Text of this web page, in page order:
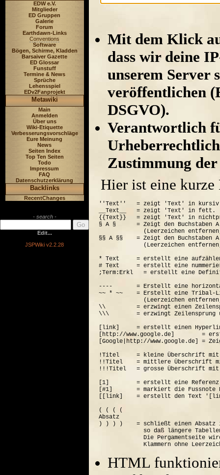
EDW e.V.
Mitglieder
ED Gruppen
Galerie
Forum
Earthdawn-Links
Conventions
Software
Bögen, Schirme, Kladden
Barsaiver Gazette
ED Glossar
Funstuff
Termine & News
Sprüche
Lehensspiel
EDv2Fanprojekt
Metawiki
Main
Anmelden
Über uns
Wiki-Etiquette
Verbesserungsvorschläge
Eure Meinung
News
Seiten Index
Top Ten Seiten
Todo
Impressum
FAQ
Datenschutzerklärung
Backlinks
RecentChanges
- search -
Edit...
JSPWiki v2.2.28
Mit dem Klick
dass wir deine
unserem Server
veröffentlichen
DSGVO).
Verantwortlich
Zustimmung
Hier ist eine
''Text''   = zeigt 'Text' in
__Text__   = zeigt 'Text' in fett.
{{Text}}   = zeigt 'Text' in
§ A §      = Zeigt den Buchstaben
(Leerzeichen
§§ A §§    = Zeigt den Buchstaben
(Leerzeichen
* Text     = erstellt eine
# Text     = erstellt eine
;Term:Erkl   = erstellt eine
----       = Erstellt eine
~~ * ~~    = Erstellt eine Tribal-
(Leerzeichen
\\         = erzwingt einen
\\\        = erzwingt Zeilensprung
[link]     = erstellt einen
[http://www.google.de]        =
[Google|http://www.google.de] =
!Titel     = kleine Überschrift
!!Titel    = mittlere Überschrift
!!!Titel   = grosse Überschrift
[1]        = erstellt eine Referenz
[#1]       = markiert die Fussnote
[[link]    = erstellt den Text
( ( ( (
Absatz
) ) ) )    = schließt einen Absatz
so daß längere
Die Pergamentseite
HTML